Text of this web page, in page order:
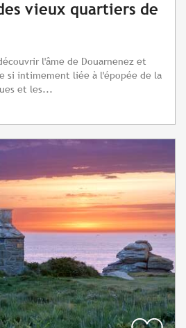
vieux quartiers de
l'âme de Douarnenez et
si intimement liée à l'épopée de la
et les...